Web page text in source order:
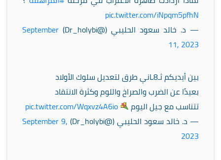
pic.twitter.com/iNpqm5pfhN
— د. خالد سعود الحليبي (@Dr_holybi)
September
11, 2023
بين أيديكم ثـ8ـاني طرق لتعديل سلوك الأولاد
بعيدًا عن الضرب والصراخ واللوم وكثرة الانتقاد
تتناسب مع جيل اليوم
pic.twitter.com/Wqxvz4A6io
— د. خالد سعود الحليبي (@Dr_holybi)
September 9,
2023